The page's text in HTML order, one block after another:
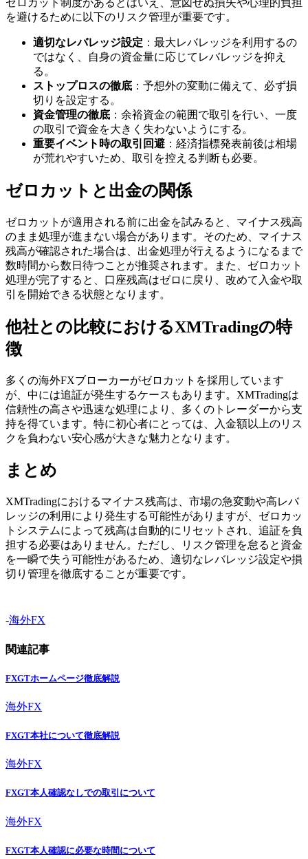
を避けるために以下のリスク管理が重要です。
適切なレバレッジ設定 ：最大レバレッジを利用するの
ではなく、自身の資金量に応じてレバレッジを抑え
る。
ストップロスの徹底 ：予想外の変動に備えて、必ず損
切りを設定する。
資金管理の徹底 ：余裕資金の範囲で取引を行い、一度
の取引で資金を大きく失わないようにする。
重要イベント時の取引回避 ：経済指標発表前後は相場
が荒れやすいため、取引を控える判断も必要。
ゼロカットと出金の関係
ゼロカットが適用される前に出金を試みると、マイナス残高
のまま処理が進まない場合があります。そのため、マイナス
残高が確認された場合は、出金処理が行えるようになるまで
数時間から数日待つことが推奨されます。また、ゼロカット
処理が完了すると、口座残高はゼロに戻り、改めて入金や取
引を開始できる状態となります。
他社との比較におけるXMTradingの特
徴
多くの海外FXブローカーがゼロカットを採用しています
が、中には追証が発生するケースもあります。XMTradingは
信頼性の高さや迅速な処理により、多くのトレーダーから支
持を得ています。特に初心者にとっては、入金額以上のリス
クを負わない安心感が大きな魅力となります。
まとめ
XMTradingにおけるマイナス残高は、市場の急変動や高レバ
レッジの利用により発生する可能性がありますが、ゼロカッ
トシステムによって残高は自動的にリセットされ、追証を負
担する必要はありません。ただし、リスク管理を怠ると資金
を一瞬で失う可能性があるため、適切なレバレッジ設定や損
切り管理を徹底することが重要です。
-海外FX
関連記事
FXGTホームページ徹底解説
海外FX
FXGT本社について徹底解説
海外FX
FXGT本人確認なしでの取引について
海外FX
FXGT本人確認に必要な時間について